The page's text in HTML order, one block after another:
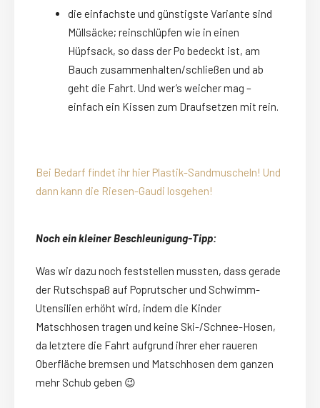
die einfachste und günstigste Variante sind
Müllsäcke; reinschlüpfen wie in einen
Hüpfsack, so dass der Po bedeckt ist, am
Bauch zusammenhalten/schließen und ab
geht die Fahrt. Und wer’s weicher mag –
einfach ein Kissen zum Draufsetzen mit rein.
Bei Bedarf findet ihr hier Plastik-Sandmuscheln! Und
dann kann die Riesen-Gaudi losgehen!
Noch ein kleiner Beschleunigung-Tipp:
Was wir dazu noch feststellen mussten, dass gerade
der Rutschspaß auf Poprutscher und Schwimm-
Utensilien erhöht wird, indem die Kinder
Matschhosen tragen und keine Ski-/Schnee-Hosen,
da letztere die Fahrt aufgrund ihrer eher raueren
Oberfläche bremsen und Matschhosen dem ganzen
mehr Schub geben 😉